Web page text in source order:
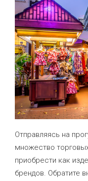
Отправляясь на
множество
приобрести как
брендов. Обратите